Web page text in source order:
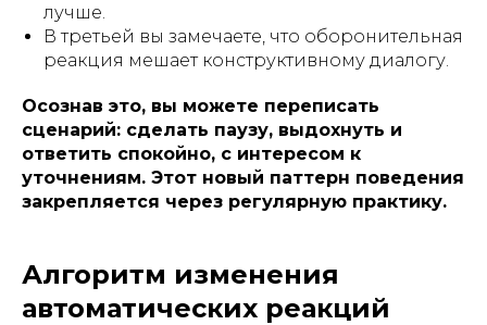
лучше.
В третьей вы замечаете, что оборонительная
реакция мешает конструктивному диалогу.
Осознав это, вы можете переписать
сценарий: сделать паузу, выдохнуть и
ответить спокойно, с интересом к
уточнениям. Этот новый паттерн поведения
закрепляется через регулярную практику.
Алгоритм изменения
автоматических реакций